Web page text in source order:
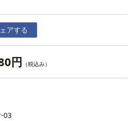
アする
円 （税込み）
03